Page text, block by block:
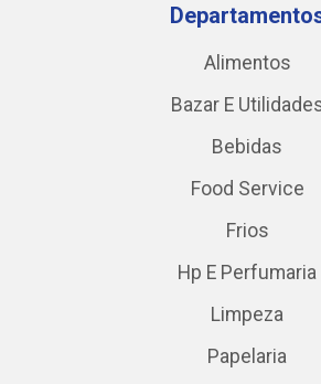
Alimentos
Bazar E
Bebidas
Food Service
Frios
Hp E Perfumaria
Limpeza
Papelaria